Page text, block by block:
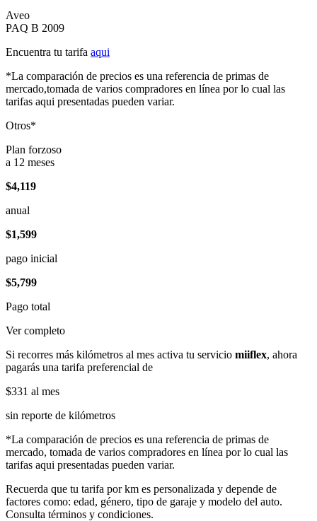
Aveo
PAQ B 2009
Encuentra tu tarifa aqui
*La comparación de precios es una referencia de primas de
mercado,tomada de varios compradores en línea por lo cual las
tarifas aqui presentadas pueden variar.
Otros*
Plan forzoso
a 12 meses
$4,119
anual
$1,599
pago inicial
$5,799
Pago total
Ver completo
Si recorres más kilómetros al mes activa tu servicio miiflex, ahora
pagarás una tarifa preferencial de
$331 al mes
sin reporte de kilómetros
*La comparación de precios es una referencia de primas de
mercado, tomada de varios compradores en línea por lo cual las
tarifas aqui presentadas pueden variar.
Recuerda que tu tarifa por km es personalizada y depende de
factores como: edad, género, tipo de garaje y modelo del auto.
Consulta términos y condiciones.